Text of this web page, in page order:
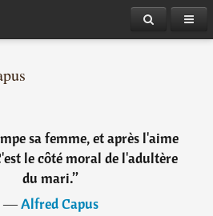
sa femme, et après l'aime
le côté moral de l'adultère
du mari.”
―Alfred Capus